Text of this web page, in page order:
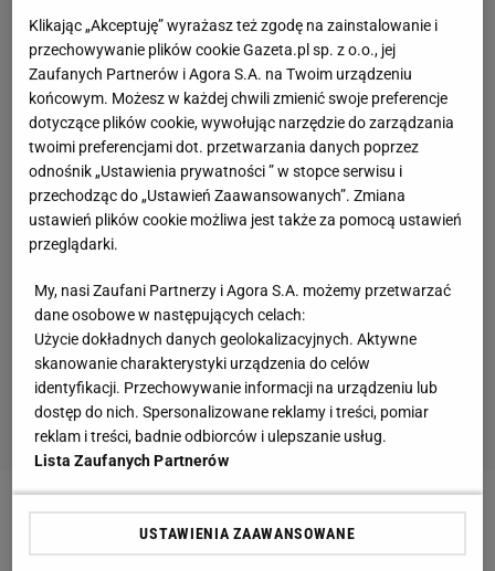
Zobacz wideo
Klikając „Akceptuję” wyrażasz też zgodę na zainstalowanie i
przechowywanie plików cookie Gazeta.pl sp. z o.o., jej
Zaufanych Partnerów i Agora S.A. na Twoim urządzeniu
końcowym. Możesz w każdej chwili zmienić swoje preferencje
dotyczące plików cookie, wywołując narzędzie do zarządzania
twoimi preferencjami dot. przetwarzania danych poprzez
odnośnik „Ustawienia prywatności ” w stopce serwisu i
przechodząc do „Ustawień Zaawansowanych”. Zmiana
ustawień plików cookie możliwa jest także za pomocą ustawień
przeglądarki.
My, nasi Zaufani Partnerzy i Agora S.A. możemy przetwarzać
dane osobowe w następujących celach:
Użycie dokładnych danych geolokalizacyjnych. Aktywne
skanowanie charakterystyki urządzenia do celów
identyfikacji. Przechowywanie informacji na urządzeniu lub
dostęp do nich. Spersonalizowane reklamy i treści, pomiar
reklam i treści, badnie odbiorców i ulepszanie usług.
Lista Zaufanych Partnerów
USTAWIENIA ZAAWANSOWANE